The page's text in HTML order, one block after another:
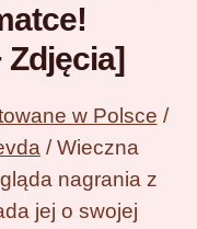
Zdjęcia]
w Polsce /
/ Wieczna
nagrania z
jej o swojej